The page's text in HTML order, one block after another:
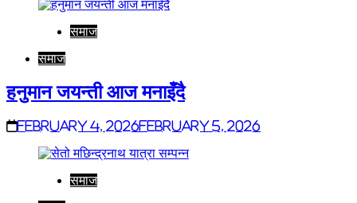
समाज
समाज
हनुमान जयन्ती आज मनाइँदै
February 4, 2026February 5, 2026
समाज